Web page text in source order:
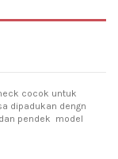
cocok untuk
dipadukan dengn
pendek model